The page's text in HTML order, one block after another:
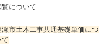
覧について
瀬市土木工事共通基礎単価につ
て